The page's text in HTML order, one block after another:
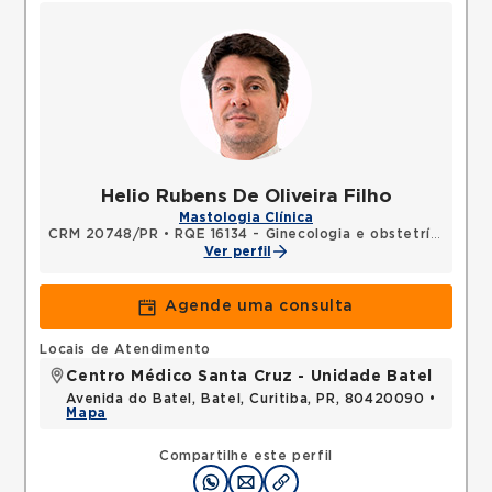
Helio Rubens De Oliveira Filho
Mastologia Clínica
CRM 20748/PR • RQE 16134 - Ginecologia e obstetrícia
Ver perfil
Agende uma consulta
Compartilhe este perfil
Locais de Atendimento
Centro Médico Santa Cruz - Unidade Batel
Avenida do Batel, Batel, Curitiba, PR, 80420090 •
Mapa